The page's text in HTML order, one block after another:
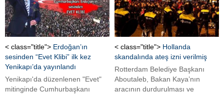
< class="title"> Erdoğan’ın
sesinden “Evet Klibi” ilk kez
Yenikapı’da yayınlandı
Yenikapı'da düzenlenen "Evet"
mitinginde Cumhurbaşkanı
< class="title"> Hollanda
skandalında ateş izni verilmiş
Rotterdam Belediye Başkanı
Aboutaleb, Bakan Kaya’nın
aracının durdurulması ve